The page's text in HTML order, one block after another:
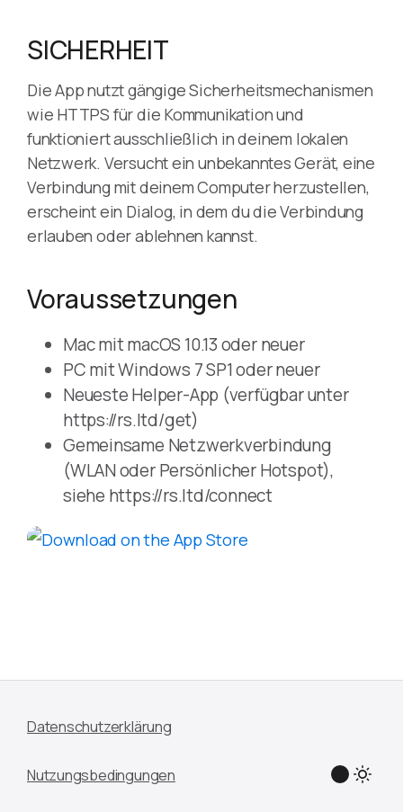
SICHERHEIT
Die App nutzt gängige Sicherheitsmechanismen
wie HTTPS für die Kommunikation und
funktioniert ausschließlich in deinem lokalen
Netzwerk. Versucht ein unbekanntes Gerät, eine
Verbindung mit deinem Computer herzustellen,
erscheint ein Dialog, in dem du die Verbindung
erlauben oder ablehnen kannst.
Voraussetzungen
Mac mit macOS 10.13 oder neuer
PC mit Windows 7 SP1 oder neuer
Neueste Helper-App (verfügbar unter
https://rs.ltd/get)
Gemeinsame Netzwerkverbindung
(WLAN oder Persönlicher Hotspot),
siehe https://rs.ltd/connect
Datenschutzerklärung
Nutzungsbedingungen